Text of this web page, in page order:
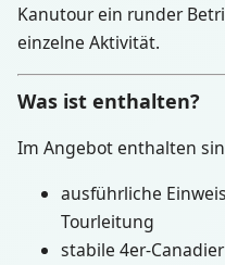
Kanutour ein runder
einzelne Aktivität.
Was ist enthalten?
Im Angebot enthalten
ausführliche
Tourleitung
stabile 4er-Canadier